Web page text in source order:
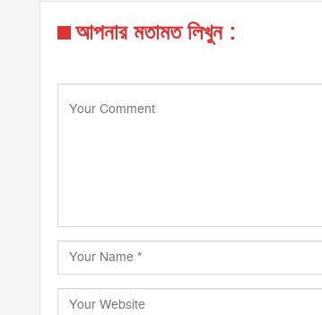
আপনার মতামত লিখুন :